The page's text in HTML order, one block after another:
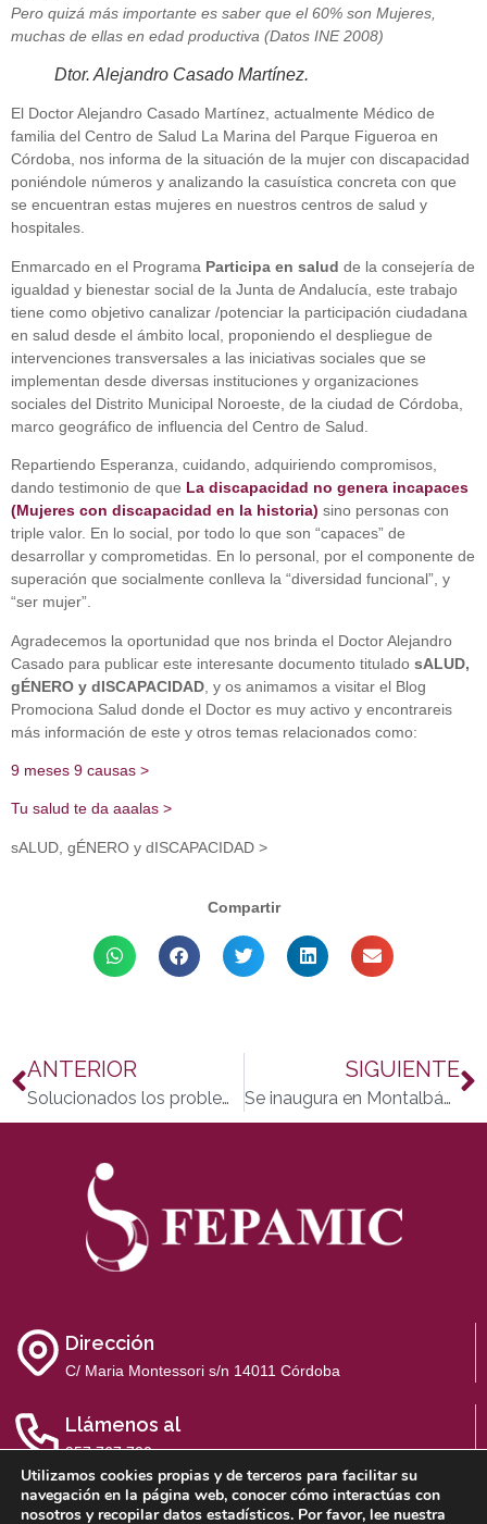
Pero quizá más importante es saber que el 60% son Mujeres,
muchas de ellas en edad productiva (Datos INE 2008)
Dtor. Alejandro Casado Martínez.
El Doctor Alejandro Casado Martínez, actualmente Médico de
familia del Centro de Salud La Marina del Parque Figueroa en
Córdoba, nos informa de la situación de la mujer con discapacidad
poniéndole números y analizando la casuística concreta con que
se encuentran estas mujeres en nuestros centros de salud y
hospitales.
Enmarcado en el Programa Participa en salud de la consejería de
igualdad y bienestar social de la Junta de Andalucía, este trabajo
tiene como objetivo canalizar /potenciar la participación ciudadana
en salud desde el ámbito local, proponiendo el despliegue de
intervenciones transversales a las iniciativas sociales que se
implementan desde diversas instituciones y organizaciones
sociales del Distrito Municipal Noroeste, de la ciudad de Córdoba,
marco geográfico de influencia del Centro de Salud.
Repartiendo Esperanza, cuidando, adquiriendo compromisos,
dando testimonio de que La discapacidad no genera incapaces
(Mujeres con discapacidad en la historia) sino personas con
triple valor. En lo social, por todo lo que son “capaces” de
desarrollar y comprometidas. En lo personal, por el componente de
superación que socialmente conlleva la “diversidad funcional”, y
“ser mujer”.
Agradecemos la oportunidad que nos brinda el Doctor Alejandro
Casado para publicar este interesante documento titulado sALUD,
gÉNERO y dISCAPACIDAD , y os animamos a visitar el Blog
Promociona Salud donde el Doctor es muy activo y encontrareis
más información de este y otros temas relacionados como:
9 meses 9 causas >
Tu salud te da aaalas >
sALUD, gÉNERO y dISCAPACIDAD >
Compartir
ANTERIOR
Solucionados los problemas de accesibilidad de Rafael Ayala para acceder al Arcángel durante la feria
SIGUIENTE
Se inaugura en Montalbán el servicio de Zona Azul gestionado por Fepamic
Dirección
C/ Maria Montessori s/n 14011 Córdoba
Llámenos al
957 767 700
Utilizamos cookies propias y de terceros para facilitar su
navegación en la página web, conocer cómo interactúas con
nosotros y recopilar datos estadísticos. Por favor, lee nuestra